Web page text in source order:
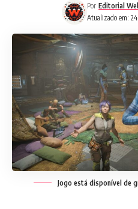
Atualizado em:
Por Editorial
Jogo está disponível de